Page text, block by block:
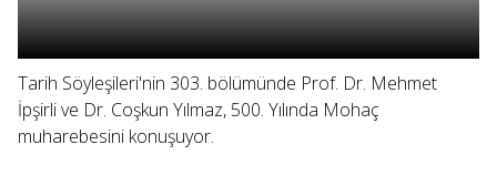
Tarih Söyleşileri'nin 303. bölümünde Prof. Dr. Mehmet
İpşirli ve Dr. Coşkun Yılmaz, 500. Yılında Mohaç
muharebesini konuşuyor.